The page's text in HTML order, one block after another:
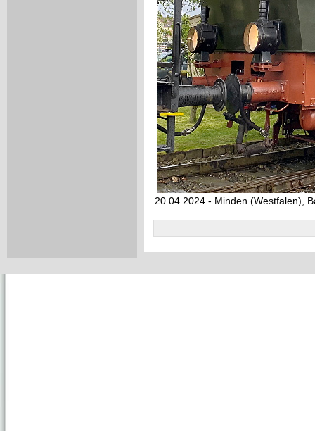
20.04.2024 - Minden (Westfalen),